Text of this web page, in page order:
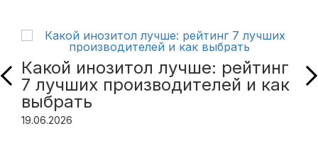
Какой инозитол лучше: рейтинг
7 лучших производителей и как
выбрать
19.06.2026